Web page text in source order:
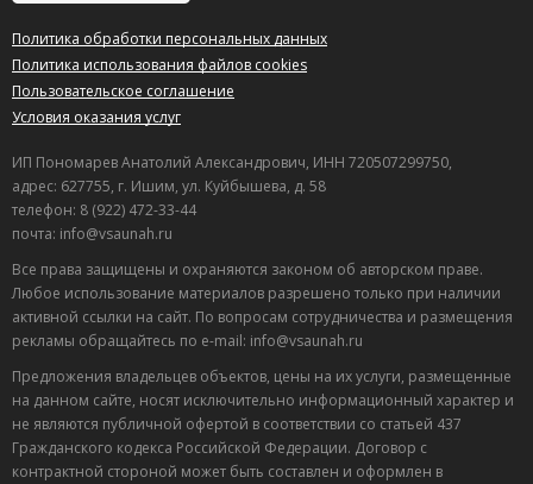
Политика обработки персональных данных
Политика использования файлов cookies
Пользовательское соглашение
Условия оказания услуг
ИП Пономарев Анатолий Александрович, ИНН 720507299750,
адрес: 627755, г. Ишим, ул. Куйбышева, д. 58
телефон: 8 (922) 472-33-44
почта: info@vsaunah.ru
Все права защищены и охраняются законом об авторском праве.
Любое использование материалов разрешено только при наличии
активной ссылки на сайт. По вопросам сотрудничества и размещения
рекламы обращайтесь по e-mail: info@vsaunah.ru
Предложения владельцев объектов, цены на их услуги, размещенные
на данном сайте, носят исключительно информационный характер и
не являются публичной офертой в соответствии со статьей 437
Гражданского кодекса Российской Федерации. Договор с
контрактной стороной может быть составлен и оформлен в